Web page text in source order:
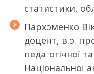
статистики,
Пархоменко
доцент, в.о.
педагогічної
Національної